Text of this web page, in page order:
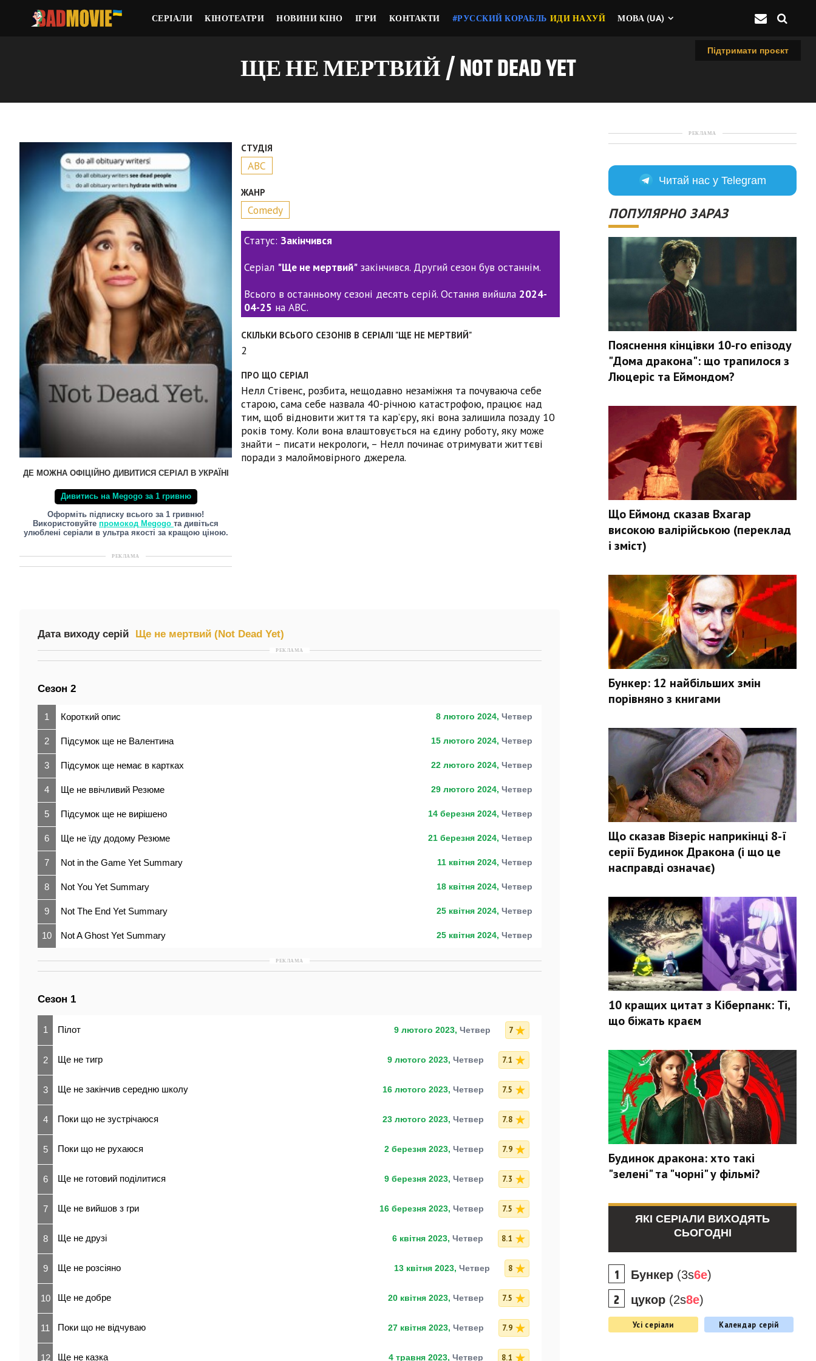
СЕРІАЛИ КІНОТЕАТРИ НОВИНИ КІНО ІГРИ КОНТАКТИ #РУССКИЙ КОРАБЛЬ ИДИ НАХУЙ МОВА (UA)
Підтримати проєкт
ЩЕ НЕ МЕРТВИЙ / NOT DEAD YET
ДЕ МОЖНА ОФІЦІЙНО ДИВИТИСЯ СЕРІАЛ В УКРАЇНІ
Дивитись на Megogo за 1 гривню
Оформіть підписку всього за 1 гривню!
Використовуйте промокод Megogo та дивіться
улюблені серіали в ультра якості за кращою ціною.
РЕКЛАМА
СТУДІЯ
ABC
ЖАНР
Comedy
Статус: Закінчився
Серіал "Ще не мертвий" закінчився. Другий сезон був останнім.
Всього в останньому сезоні десять серій. Остання вийшла 2024-
04-25 на ABC.
СКІЛЬКИ ВСЬОГО СЕЗОНІВ В СЕРІАЛІ "ЩЕ НЕ МЕРТВИЙ"
2
ПРО ЩО СЕРІАЛ
Нелл Стівенс, розбита, нещодавно незаміжня та почуваюча себе
старою, сама себе назвала 40-річною катастрофою, працює над
тим, щоб відновити життя та кар’єру, які вона залишила позаду 10
років тому. Коли вона влаштовується на єдину роботу, яку може
знайти – писати некрологи, – Нелл починає отримувати життєві
поради з малоймовірного джерела.
Дата виходу серій Ще не мертвий (Not Dead Yet)
РЕКЛАМА
Сезон 2
1 Короткий опис 8 лютого 2024, Четвер
2 Підсумок ще не Валентина 15 лютого 2024, Четвер
3 Підсумок ще немає в картках 22 лютого 2024, Четвер
4 Ще не ввічливий Резюме 29 лютого 2024, Четвер
5 Підсумок ще не вирішено 14 березня 2024, Четвер
6 Ще не їду додому Резюме 21 березня 2024, Четвер
7 Not in the Game Yet Summary 11 квітня 2024, Четвер
8 Not You Yet Summary 18 квітня 2024, Четвер
9 Not The End Yet Summary 25 квітня 2024, Четвер
10 Not A Ghost Yet Summary 25 квітня 2024, Четвер
РЕКЛАМА
Сезон 1
1 Пілот 9 лютого 2023, Четвер 7
2 Ще не тигр 9 лютого 2023, Четвер 7.1
3 Ще не закінчив середню школу 16 лютого 2023, Четвер 7.5
4 Поки що не зустрічаюся 23 лютого 2023, Четвер 7.8
5 Поки що не рухаюся 2 березня 2023, Четвер 7.9
6 Ще не готовий поділитися 9 березня 2023, Четвер 7.3
7 Ще не вийшов з гри 16 березня 2023, Четвер 7.5
8 Ще не друзі 6 квітня 2023, Четвер 8.1
9 Ще не розсіяно 13 квітня 2023, Четвер 8
10 Ще не добре 20 квітня 2023, Четвер 7.5
11 Поки що не відчуваю 27 квітня 2023, Четвер 7.9
12 Ще не казка 4 травня 2023, Четвер 8.1
РЕКЛАМА
Читай нас у Telegram
ПОПУЛЯРНО ЗАРАЗ
Пояснення кінцівки 10-го епізоду
"Дома дракона": що трапилося з
Люцеріс та Еймондом?
Що Еймонд сказав Вхагар
високою валірійською (переклад
і зміст)
Бункер: 12 найбільших змін
порівняно з книгами
Що сказав Візеріс наприкінці 8-ї
серії Будинок Дракона (і що це
насправді означає)
10 кращих цитат з Кіберпанк: Ті,
що біжать краєм
Будинок дракона: хто такі
"зелені" та "чорні" у фільмі?
ЯКІ СЕРІАЛИ ВИХОДЯТЬ
СЬОГОДНІ
Бункер (3s6e)
цукор (2s8e)
Усі серіали Календар серій